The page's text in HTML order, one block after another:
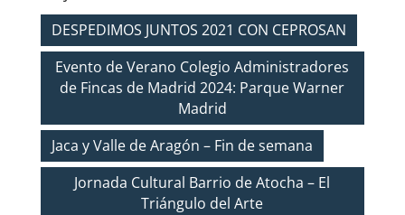
DESPEDIMOS JUNTOS 2021 CON CEPROSAN
Evento de Verano Colegio Administradores
de Fincas de Madrid 2024: Parque Warner
Madrid
Jaca y Valle de Aragón – Fin de semana
Jornada Cultural Barrio de Atocha – El
Triángulo del Arte